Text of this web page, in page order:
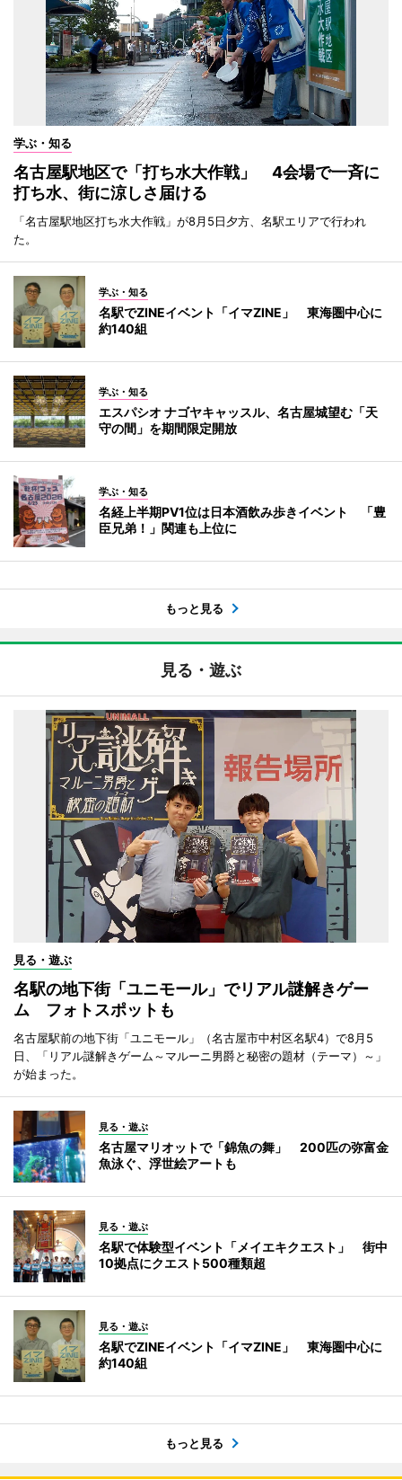
学ぶ・知る
名古屋駅地区で「打ち水大作戦」 4会場で一斉に
打ち水、街に涼しさ届ける
「名古屋駅地区打ち水大作戦」が8月5日夕方、名駅エリアで行われ
た。
学ぶ・知る
名駅でZINEイベント「イマZINE」 東海圏中心に
約140組
学ぶ・知る
エスパシオ ナゴヤキャッスル、名古屋城望む「天
守の間」を期間限定開放
学ぶ・知る
名経上半期PV1位は日本酒飲み歩きイベント 「豊
臣兄弟！」関連も上位に
もっと見る
見る・遊ぶ
見る・遊ぶ
名駅の地下街「ユニモール」でリアル謎解きゲー
ム フォトスポットも
名古屋駅前の地下街「ユニモール」（名古屋市中村区名駅4）で8月5
日、「リアル謎解きゲーム～マルーニ男爵と秘密の題材（テーマ）～」
が始まった。
見る・遊ぶ
名古屋マリオットで「錦魚の舞」 200匹の弥富金
魚泳ぐ、浮世絵アートも
見る・遊ぶ
名駅で体験型イベント「メイエキクエスト」 街中
10拠点にクエスト500種類超
見る・遊ぶ
名駅でZINEイベント「イマZINE」 東海圏中心に
約140組
もっと見る